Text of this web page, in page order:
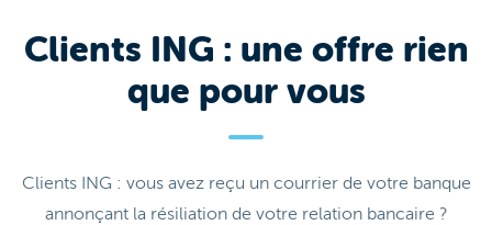
Clients ING : une offre rien
que pour vous
Clients ING : vous avez reçu un courrier de votre banque
annonçant la résiliation de votre relation bancaire ?